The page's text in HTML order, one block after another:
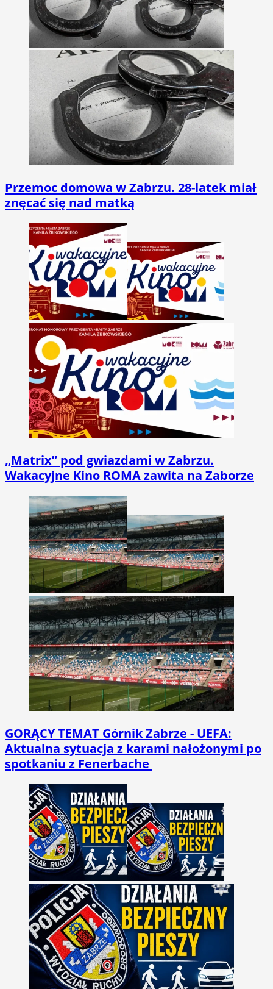
Przemoc domowa w Zabrzu. 28-latek miał
znęcać się nad matką
„Matrix” pod gwiazdami w Zabrzu.
Wakacyjne Kino ROMA zawita na Zaborze
GORĄCY TEMAT Górnik Zabrze - UEFA:
Aktualna sytuacja z karami nałożonymi po
spotkaniu z Fenerbache